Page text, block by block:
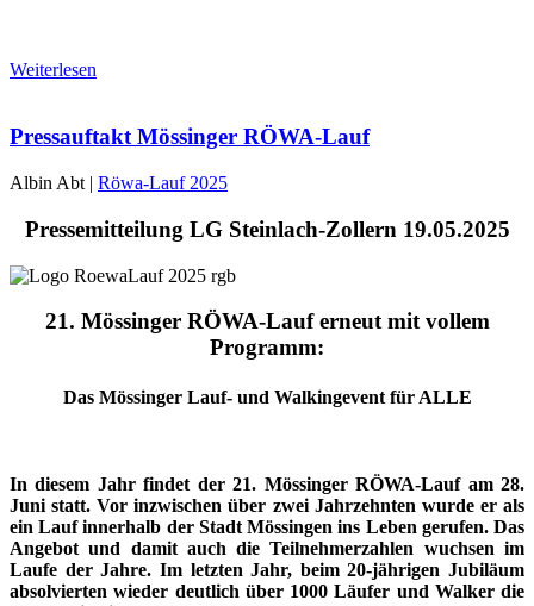
Weiterlesen
Pressauftakt Mössinger RÖWA-Lauf
Albin Abt | Röwa-Lauf 2025
Pressemitteilung LG Steinlach-Zollern 19.05.2025
21. Mössinger RÖWA-Lauf erneut mit vollem
Programm:
Das Mössinger Lauf- und Walkingevent für ALLE
In diesem Jahr findet der 21. Mössinger RÖWA-Lauf am 28.
Juni statt. Vor inzwischen über zwei Jahrzehnten wurde er als
ein Lauf innerhalb der Stadt Mössingen ins Leben gerufen. Das
Angebot und damit auch die Teilnehmerzahlen wuchsen im
Laufe der Jahre. Im letzten Jahr, beim 20-jährigen Jubiläum
absolvierten wieder deutlich über 1000 Läufer und Walker die